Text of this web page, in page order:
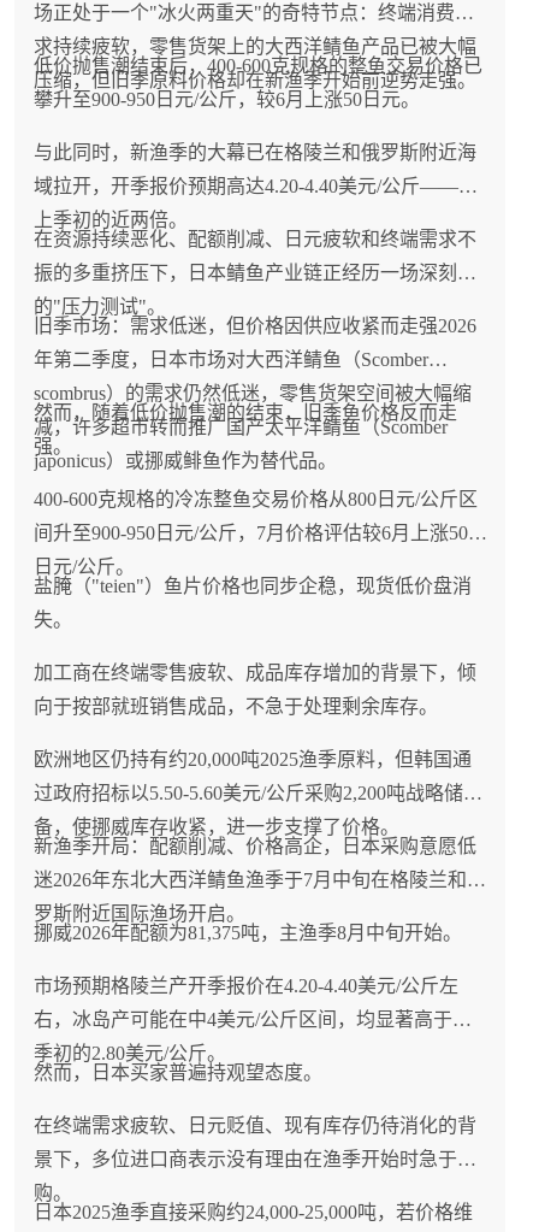
场正处于一个"冰火两重天"的奇特节点：终端消费需
求持续疲软，零售货架上的大西洋鲭鱼产品已被大幅
压缩，但旧季原料价格却在新渔季开始前逆势走强。
低价抛售潮结束后，400-600克规格的整鱼交易价格已
攀升至900-950日元/公斤，较6月上涨50日元。
与此同时，新渔季的大幕已在格陵兰和俄罗斯附近海
域拉开，开季报价预期高达4.20-4.40美元/公斤——是
上季初的近两倍。
在资源持续恶化、配额削减、日元疲软和终端需求不
振的多重挤压下，日本鲭鱼产业链正经历一场深刻
的"压力测试"。
旧季市场：需求低迷，但价格因供应收紧而走强2026
年第二季度，日本市场对大西洋鲭鱼（Scomber
scombrus）的需求仍然低迷，零售货架空间被大幅缩
减，许多超市转而推广国产太平洋鲭鱼（Scomber
japonicus）或挪威鲱鱼作为替代品。
然而，随着低价抛售潮的结束，旧季鱼价格反而走
强。
400-600克规格的冷冻整鱼交易价格从800日元/公斤区
间升至900-950日元/公斤，7月价格评估较6月上涨50
日元/公斤。
盐腌（"teien"）鱼片价格也同步企稳，现货低价盘消
失。
加工商在终端零售疲软、成品库存增加的背景下，倾
向于按部就班销售成品，不急于处理剩余库存。
欧洲地区仍持有约20,000吨2025渔季原料，但韩国通
过政府招标以5.50-5.60美元/公斤采购2,200吨战略储
备，使挪威库存收紧，进一步支撑了价格。
新渔季开局：配额削减、价格高企，日本采购意愿低
迷2026年东北大西洋鲭鱼渔季于7月中旬在格陵兰和俄
罗斯附近国际渔场开启。
挪威2026年配额为81,375吨，主渔季8月中旬开始。
市场预期格陵兰产开季报价在4.20-4.40美元/公斤左
右，冰岛产可能在中4美元/公斤区间，均显著高于上
季初的2.80美元/公斤。
然而，日本买家普遍持观望态度。
在终端需求疲软、日元贬值、现有库存仍待消化的背
景下，多位进口商表示没有理由在渔季开始时急于采
购。
日本2025渔季直接采购约24,000-25,000吨，若价格维